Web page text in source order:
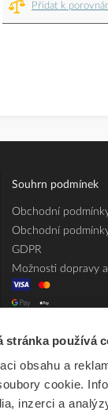
stránka používá
obsahu a
cookie.
inzerci a
Přidat k
Souhrn podmínek
Obchodní
Obchodní
GDPR
Možnosti dopravy